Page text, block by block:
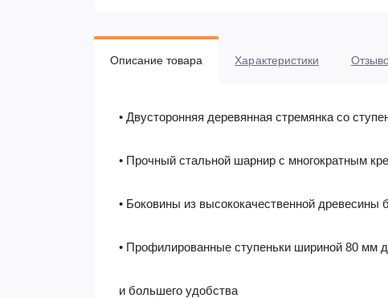
Описание товара Характеристики
• Двусторонняя деревянная стремянка со
• Прочный стальной шарнир с многократным
• Боковины из высококачественной древесины
• Профилированные ступеньки шириной 80 мм
и большего удобства